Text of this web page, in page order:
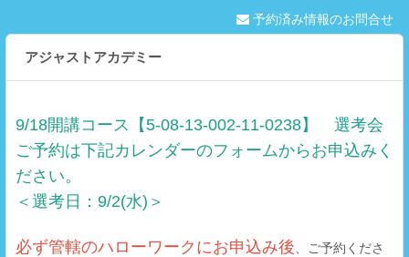
予約済み情報のお問合せ
アジャストアカデミー
9/18開講コース【5-08-13-002-11-0238】 選考会
ご予約は下記カレンダーのフォームからお申込みく
ださい。
＜選考日：9/2(水)＞
必ず管轄のハローワークにお申込み後 、ご予約くださ